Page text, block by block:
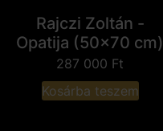
Rajczi Zoltán -
Opatija (50x70 cm)
287 000 Ft
Kosárba teszem